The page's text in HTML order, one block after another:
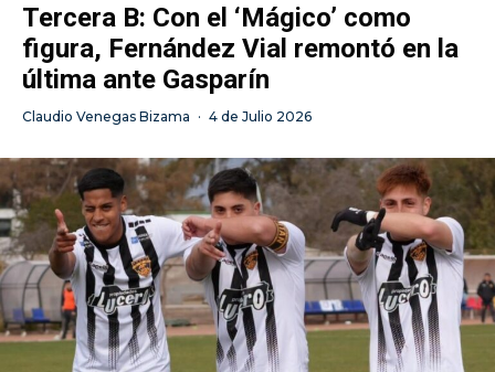
Tercera B: Con el ‘Mágico’ como
figura, Fernández Vial remontó en la
última ante Gasparín
Claudio Venegas Bizama · 4 de Julio 2026